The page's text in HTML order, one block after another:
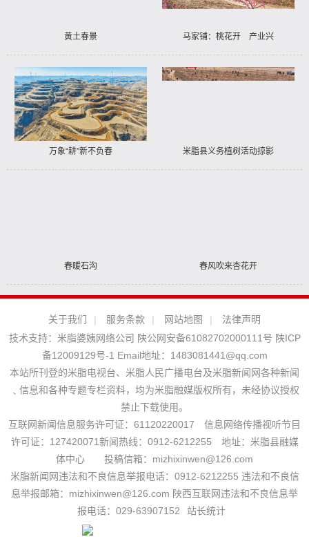
黄土春景 马家铺：桃花开 产业兴
万象“耕”新不负春 米脂县义务植树活动掠影
春暖石沟 春风吹来杏花开
关于我们 | 服务条款 | 网站地图 |
法律声明
技术支持： 米脂婆姨网络公司 陕公网安备61082702000111号 陕ICP
备12009129号-1 Email地址： 1483081441@qq.com
本站所刊登的米脂电视台、米脂人民广播电台及米脂新闻网各种新闻
﹑信息和各种专题专栏资料，均为米脂融媒版权所有，未经协议授权
禁止下载使用。
互联网新闻信息服务许可证：61120220017 信息网络传播视听节目
许可证：127420071新闻热线：0912-6212255 地址：米脂县融媒
体中心 投稿信箱：mizhixinwen@126.com
米脂新闻网违法和不良信息举报电话：0912-6212255 违法和不良信
息举报邮箱：mizhixinwen@126.com 陕西互联网违法和不良信息举
报电话：029-63907152
站长统计